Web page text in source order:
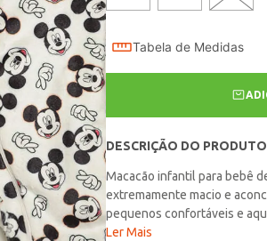
Tabela de Medidas
DESCRIÇÃO DO PRODUTO
Macacão infantil para bebê
extremamente macio e
pequenos confortáveis e
Possui gola redonda,
Ler Mais